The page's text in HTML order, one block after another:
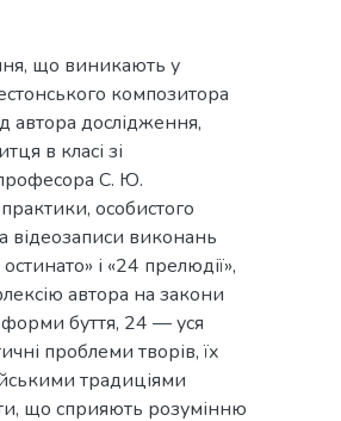
що виникають у
композитора
автора дослідження,
в класі зі
професора С. Ю.
особистого
відеозаписи виконань
і «24 прелюдії»,
автора на закони
буття, 24 — уся
проблеми творів, їх
традиціями
що сприяють розумінню